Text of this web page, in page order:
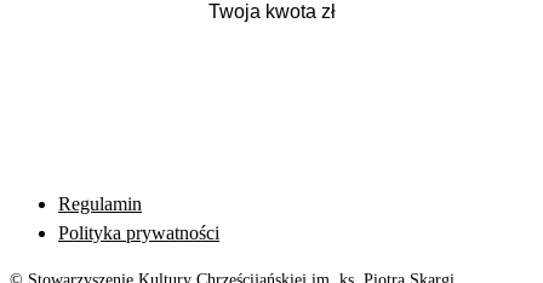
Regulamin
Polityka prywatności